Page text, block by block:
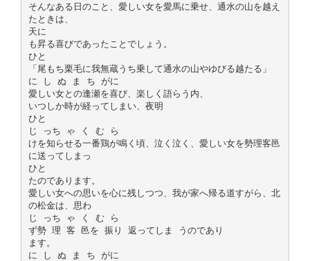
そんなある日のこと、愛しい女を愛馬に乗せ、通水の山を越え
たときは、
天に
も昇る喜びであったことでしょう。
ひと
「尾もち栗毛に我無蔵うち乗して通水の山やゆびる越たる」
に し ぬ ま ち がに
愛しい女との逢瀬を喜び、楽しく語らう内、
いつしか時が経ってしまい、夜明
ひと
じ っち ゃ く む ら
けを知らせる一番鶏が鳴く頃、泣く泣く、愛しい女を勢理客邑
に送ってしまっ
ひと
たのであります。
愛しい女への思いを心に残しつつ、我が家へ帰る道すがら、北
の松金は、思わ
じ っち ゃ く む ら
ず勢 理 客 邑を 振り 返ってしま うのであり
ます。
に し ぬ ま ち がに